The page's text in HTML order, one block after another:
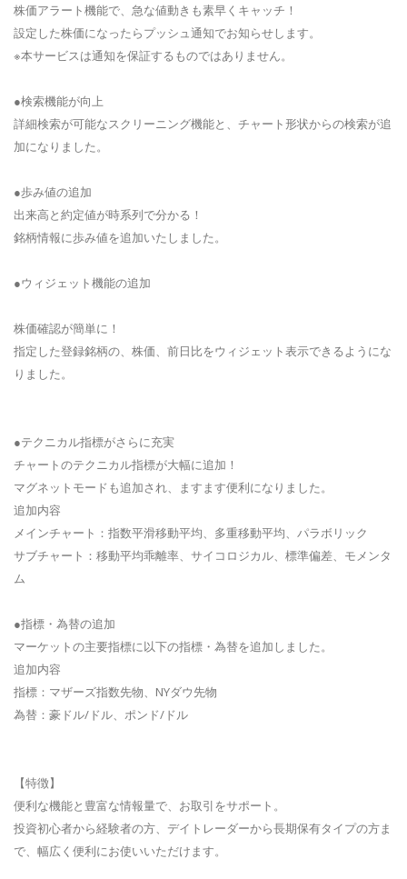
株価アラート機能で、急な値動きも素早くキャッチ！
設定した株価になったらプッシュ通知でお知らせします。
※本サービスは通知を保証するものではありません。
●検索機能が向上
詳細検索が可能なスクリーニング機能と、チャート形状からの検索が追
加になりました。
●歩み値の追加
出来高と約定値が時系列で分かる！
銘柄情報に歩み値を追加いたしました。
●ウィジェット機能の追加
株価確認が簡単に！
指定した登録銘柄の、株価、前日比をウィジェット表示できるようにな
りました。
●テクニカル指標がさらに充実
チャートのテクニカル指標が大幅に追加！
マグネットモードも追加され、ますます便利になりました。
追加内容
メインチャート：指数平滑移動平均、多重移動平均、パラボリック
サブチャート：移動平均乖離率、サイコロジカル、標準偏差、モメンタ
ム
●指標・為替の追加
マーケットの主要指標に以下の指標・為替を追加しました。
追加内容
指標：マザーズ指数先物、NYダウ先物
為替：豪ドル/ドル、ポンド/ドル
【特徴】
便利な機能と豊富な情報量で、お取引をサポート。
投資初心者から経験者の方、デイトレーダーから長期保有タイプの方ま
で、幅広く便利にお使いいただけます。